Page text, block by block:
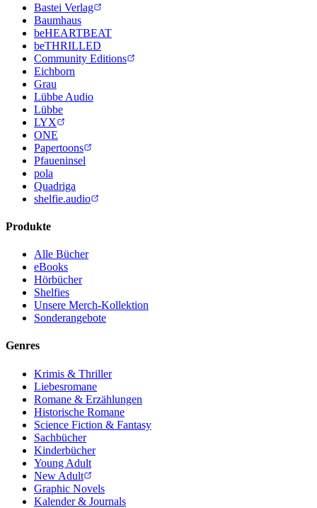
Bastei Verlag
Baumhaus
beHEARTBEAT
beTHRILLED
Community Editions
Eichborn
Grau
Lübbe Audio
Lübbe
LYX
ONE
Papertoons
Pfaueninsel
pola
Quadriga
shelfie.audio
Produkte
Alle Bücher
eBooks
Hörbücher
Shelfies
Unsere Merch-Kollektion
Sonderangebote
Genres
Krimis & Thriller
Liebesromane
Romane & Erzählungen
Historische Romane
Science Fiction & Fantasy
Sachbücher
Kinderbücher
Young Adult
New Adult
Graphic Novels
Kalender & Journals